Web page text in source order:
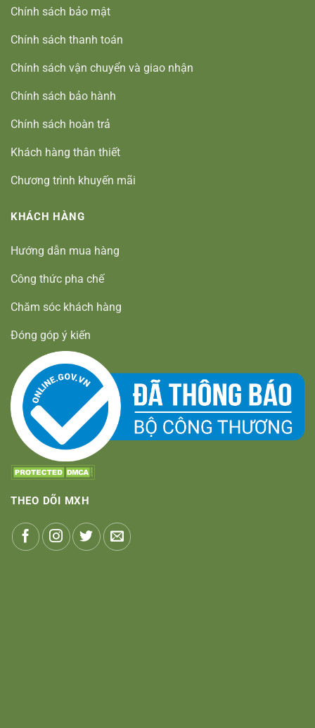
Chính sách bảo mật
Chính sách thanh toán
Chính sách vận chuyển và giao nhận
Chính sách bảo hành
Chính sách hoàn trả
Khách hàng thân thiết
Chương trình khuyến mãi
KHÁCH HÀNG
Hướng dẫn mua hàng
Công thức pha chế
Chăm sóc khách hàng
Đóng góp ý kiến
THEO DÕI MXH